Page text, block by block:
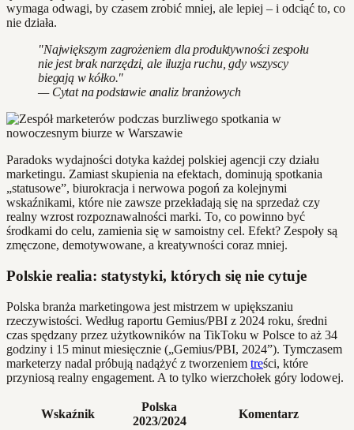
wymaga odwagi, by czasem zrobić mniej, ale lepiej – i odciąć to, co
nie działa.
"Największym zagrożeniem dla produktywności zespołu
nie jest brak narzędzi, ale iluzja ruchu, gdy wszyscy
biegają w kółko."
— Cytat na podstawie analiz branżowych
Paradoks wydajności dotyka każdej polskiej agencji czy działu
marketingu. Zamiast skupienia na efektach, dominują spotkania
„statusowe”, biurokracja i nerwowa pogoń za kolejnymi
wskaźnikami, które nie zawsze przekładają się na sprzedaż czy
realny wzrost rozpoznawalności marki. To, co powinno być
środkami do celu, zamienia się w samoistny cel. Efekt? Zespoły są
zmęczone, demotywowane, a kreatywności coraz mniej.
Polskie realia: statystyki, których się nie cytuje
Polska branża marketingowa jest mistrzem w upiększaniu
rzeczywistości. Według raportu Gemius/PBI z 2024 roku, średni
czas spędzany przez użytkowników na TikToku w Polsce to aż 34
godziny i 15 minut miesięcznie („Gemius/PBI, 2024”). Tymczasem
marketerzy nadal próbują nadążyć z tworzeniem treści, które
przyniosą realny engagement. A to tylko wierzchołek góry lodowej.
Wskaźnik
Polska
2023/2024
Komentarz